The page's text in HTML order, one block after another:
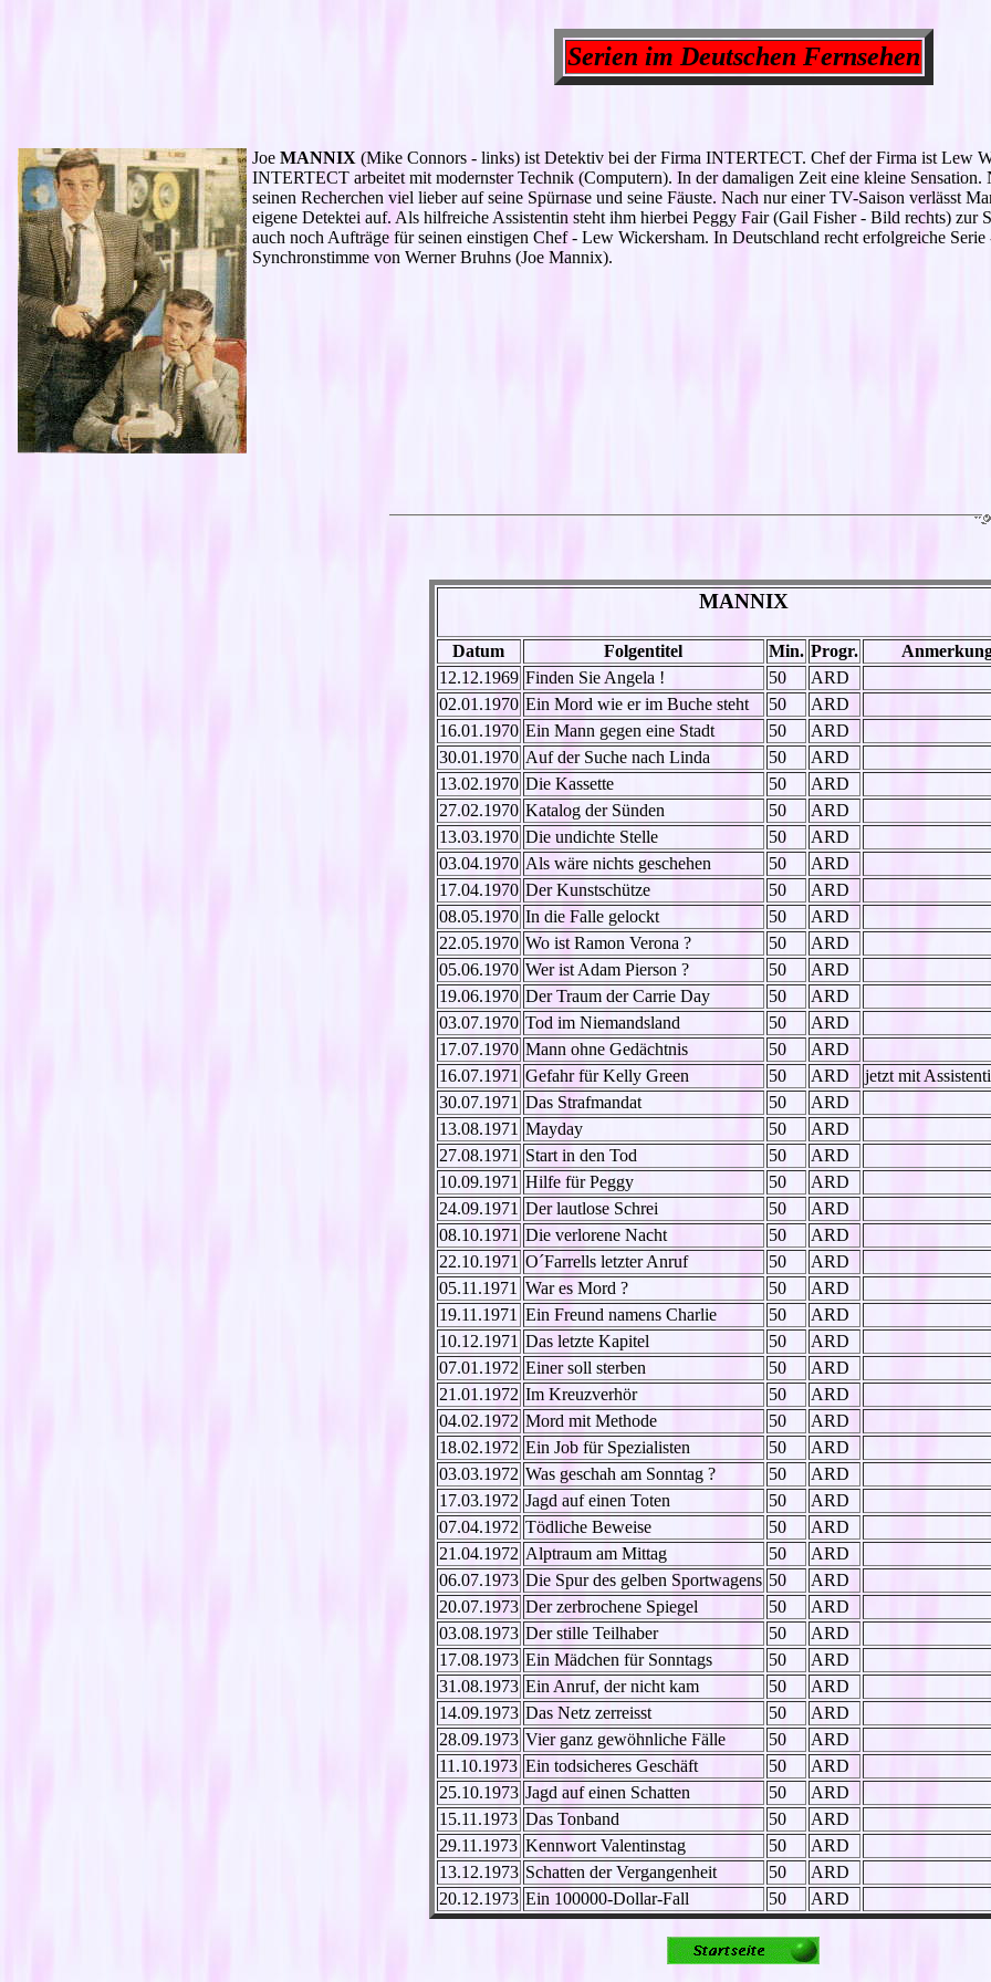
Serien im Deutschen Fernsehen
Joe MANNIX (Mike Connors - links) ist Detektiv bei der Firma INTERTECT. Chef der Firma ist Lew
INTERTECT arbeitet mit modernster Technik (Computern). In der damaligen Zeit eine kleine Sensation.
seinen Recherchen viel lieber auf seine Spürnase und seine Fäuste. Nach nur einer TV-Saison verlässt
eigene Detektei auf. Als hilfreiche Assistentin steht ihm hierbei Peggy Fair (Gail Fisher - Bild rechts) zur
auch noch Aufträge für seinen einstigen Chef - Lew Wickersham. In Deutschland recht erfolgreiche
Synchronstimme von Werner Bruhns (Joe Mannix).
MANNIX
Datum Folgentitel Min. Progr.
12.12.1969 Finden Sie Angela ! 50
ARD
02.01.1970 Ein Mord wie er im Buche steht 50
ARD
16.01.1970 Ein Mann gegen eine Stadt 50
ARD
30.01.1970 Auf der Suche nach Linda 50
ARD
13.02.1970 Die Kassette 50
ARD
27.02.1970 Katalog der Sünden 50
ARD
13.03.1970 Die undichte Stelle 50
ARD
03.04.1970 Als wäre nichts geschehen 50
ARD
17.04.1970 Der Kunstschütze 50
ARD
08.05.1970 In die Falle gelockt 50
ARD
22.05.1970 Wo ist Ramon Verona ? 50
ARD
05.06.1970 Wer ist Adam Pierson ? 50
ARD
19.06.1970 Der Traum der Carrie Day 50
ARD
03.07.1970 Tod im Niemandsland 50
ARD
17.07.1970 Mann ohne Gedächtnis 50
ARD
16.07.1971 Gefahr für Kelly Green 50 ARD
jetzt mit
30.07.1971 Das Strafmandat 50
ARD
13.08.1971 Mayday 50
ARD
27.08.1971 Start in den Tod 50
ARD
10.09.1971 Hilfe für Peggy 50
ARD
24.09.1971 Der lautlose Schrei 50
ARD
08.10.1971 Die verlorene Nacht 50
ARD
22.10.1971 O´Farrells letzter Anruf 50
ARD
05.11.1971 War es Mord ? 50
ARD
19.11.1971 Ein Freund namens Charlie 50
ARD
10.12.1971 Das letzte Kapitel 50
ARD
07.01.1972 Einer soll sterben 50
ARD
21.01.1972 Im Kreuzverhör 50
ARD
04.02.1972 Mord mit Methode 50
ARD
18.02.1972 Ein Job für Spezialisten 50
ARD
03.03.1972 Was geschah am Sonntag ? 50
ARD
17.03.1972 Jagd auf einen Toten 50
ARD
07.04.1972 Tödliche Beweise 50
ARD
21.04.1972 Alptraum am Mittag 50
ARD
06.07.1973 Die Spur des gelben Sportwagens 50
ARD
20.07.1973 Der zerbrochene Spiegel 50
ARD
03.08.1973 Der stille Teilhaber 50
ARD
17.08.1973 Ein Mädchen für Sonntags 50
ARD
31.08.1973 Ein Anruf, der nicht kam 50
ARD
14.09.1973 Das Netz zerreisst 50
ARD
28.09.1973 Vier ganz gewöhnliche Fälle 50
ARD
11.10.1973 Ein todsicheres Geschäft 50
ARD
25.10.1973 Jagd auf einen Schatten 50
ARD
15.11.1973 Das Tonband 50
ARD
29.11.1973 Kennwort Valentinstag 50
ARD
13.12.1973 Schatten der Vergangenheit 50
ARD
20.12.1973 Ein 100000-Dollar-Fall 50 ARD